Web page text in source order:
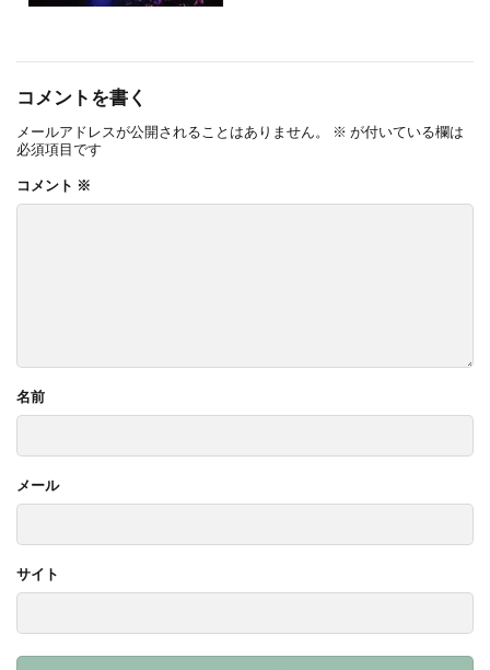
コメントを書く
メールアドレスが公開されることはありません。 ※ が付いている欄は
必須項目です
コメント ※
名前
メール
サイト